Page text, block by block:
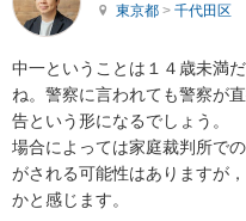
東京都 > 千代田区
中一ということは１４歳未満
ね。警察に言われても警察が
告という形になるでしょう。
場合によっては家庭裁判所で
がされる可能性はありますが
かと感じます。